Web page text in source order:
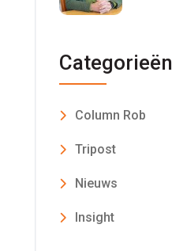
Categorieën
Column Rob
Tripost
Nieuws
Insight